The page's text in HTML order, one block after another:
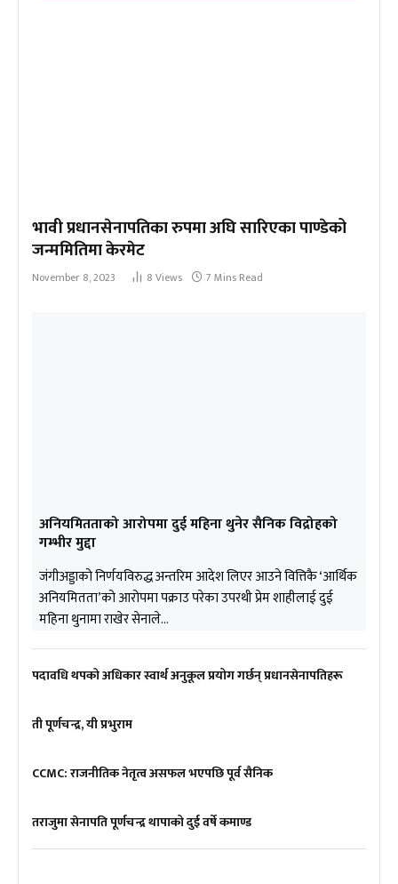
भावी प्रधानसेनापतिका रुपमा अघि सारिएका पाण्डेको
जन्ममितिमा केरमेट
November 8, 2023 8 Views 7 Mins Read
अनियमितताको आरोपमा दुई महिना थुनेर सैनिक विद्रोहको
गम्भीर मुद्दा
जंगीअड्डाको निर्णयविरुद्ध अन्तरिम आदेश लिएर आउने वित्तिकै ‘आर्थिक
अनियमितता’को आरोपमा पक्राउ परेका उपरथी प्रेम शाहीलाई दुई
महिना थुनामा राखेर सेनाले…
पदावधि थपको अधिकार स्वार्थ अनुकूल प्रयोग गर्छन् प्रधानसेनापतिहरू
ती पूर्णचन्द्र, यी प्रभुराम
CCMC: राजनीतिक नेतृत्व असफल भएपछि पूर्व सैनिक
तराजुमा सेनापति पूर्णचन्द्र थापाको दुई वर्षे कमाण्ड